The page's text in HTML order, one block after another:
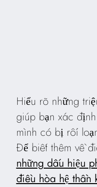
Hiểu rõ những
giúp bạn xác
mình có bị rối
Để biết thêm về
những dấu hiệu
điều hòa hệ thần